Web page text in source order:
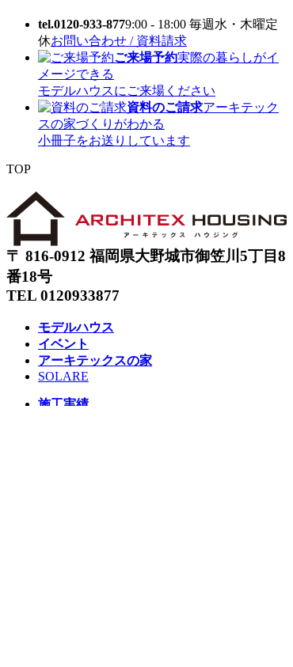
tel.0120-933-8779:00 - 18:00 毎週水・木曜定
休お問い合わせ / 資料請求
ご来場予約実際の暮らしがイ
メージできる
モデルハウスにご来場ください
資料のご請求アーキテック
スの家づくりがわかる
小冊子をお送りしています
TOP
〒 816-0912 福岡県大野城市御笠川5丁目8
番18号
TEL 0120933877
モデルハウス
イベント
アーキテックスの家
SOLARE
施工実績